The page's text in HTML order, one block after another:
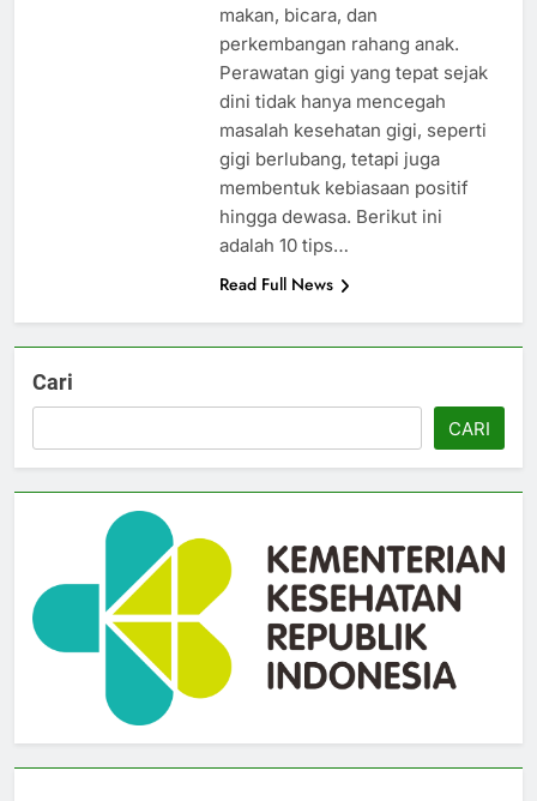
makan, bicara, dan
perkembangan rahang anak.
Perawatan gigi yang tepat sejak
dini tidak hanya mencegah
masalah kesehatan gigi, seperti
gigi berlubang, tetapi juga
membentuk kebiasaan positif
hingga dewasa. Berikut ini
adalah 10 tips…
Read Full News
Cari
CARI